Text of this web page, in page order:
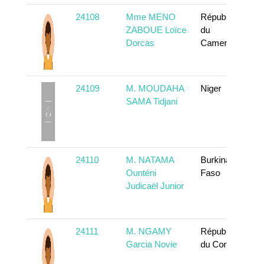
24108
Mme MENO
ZABOUE Loïce
Dorcas
République
du
Cameroun
24109
M. MOUDAHA
SAMA Tidjani
Niger
24110
M. NATAMA
Ounténi
Judicaël Junior
Burkina
Faso
24111
M. NGAMY
Garcia Novie
République
du Congo